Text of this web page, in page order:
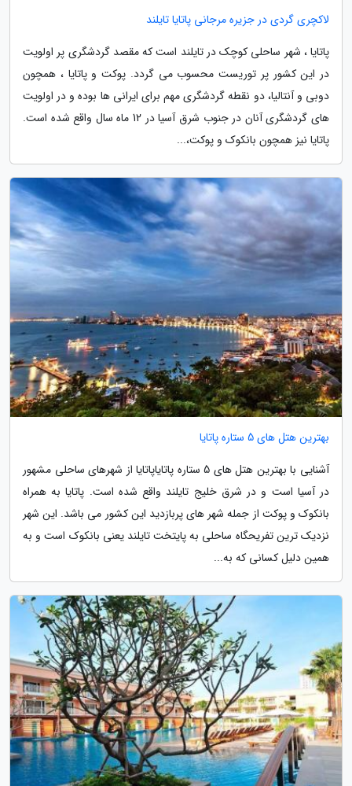
لاکچری گردی در جزیره مرجانی پاتایا تایلند
پاتایا ، شهر ساحلی کوچک در تایلند است که مقصد گردشگری پر اولویت
در این کشور پر توریست محسوب می گردد. پوکت و پاتایا ، همچون
دوبی و آنتالیا، دو نقطه گردشگری مهم برای ایرانی ها بوده و در اولویت
های گردشگری آنان در جنوب شرق آسیا در 12 ماه سال واقع شده است.
پاتایا نیز همچون بانکوک و پوکت،...
بهترین هتل های 5 ستاره پاتایا
آشنایی با بهترین هتل های 5 ستاره پاتایاپاتایا از شهرهای ساحلی مشهور
در آسیا است و در شرق خلیج تایلند واقع شده است. پاتایا به همراه
بانکوک و پوکت از جمله شهر های پربازدید این کشور می باشد. این شهر
نزدیک ترین تفریحگاه ساحلی به پایتخت تایلند یعنی بانکوک است و به
همین دلیل کسانی که به...